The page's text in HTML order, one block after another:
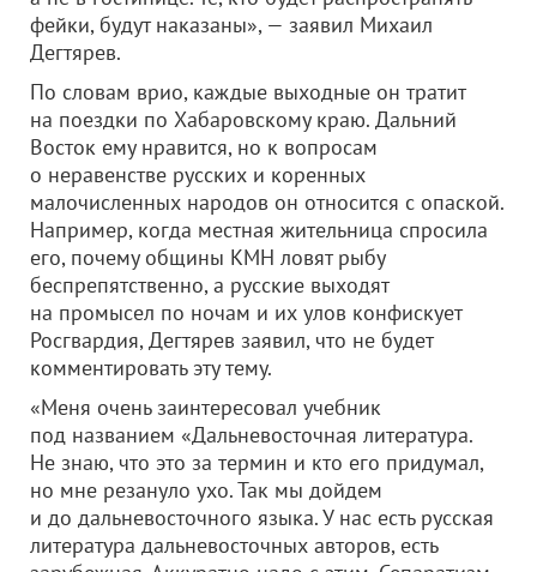
фейки, будут наказаны», — заявил Михаил
Дегтярев.
По словам врио, каждые выходные он тратит
на поездки по Хабаровскому краю. Дальний
Восток ему нравится, но к вопросам
о неравенстве русских и коренных
малочисленных народов он относится с опаской.
Например, когда местная жительница спросила
его, почему общины КМН ловят рыбу
беспрепятственно, а русские выходят
на промысел по ночам и их улов конфискует
Росгвардия, Дегтярев заявил, что не будет
комментировать эту тему.
«Меня очень заинтересовал учебник
под названием «Дальневосточная литература.
Не знаю, что это за термин и кто его придумал,
но мне резануло ухо. Так мы дойдем
и до дальневосточного языка. У нас есть русская
литература дальневосточных авторов, есть